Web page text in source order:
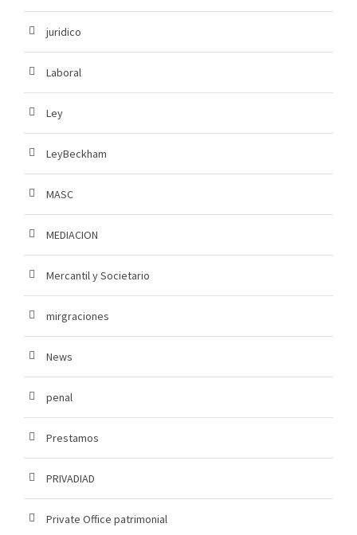
juridico
Laboral
Ley
LeyBeckham
MASC
MEDIACION
Mercantil y Societario
mirgraciones
News
penal
Prestamos
PRIVADIAD
Private Office patrimonial